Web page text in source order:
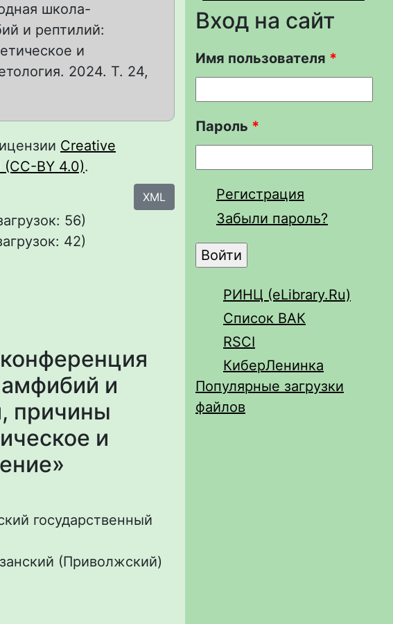
школа-
и рептилий:
и
2024. Т. 24,
Creative
BY 4.0).
XML
56)
42)
и
причины
и
государственный
(Приволжский)
Вход на сайт
Имя пользователя *
Пароль *
Регистрация
Забыли пароль?
РИНЦ (eLibrary.Ru)
Список ВАК
RSCI
КиберЛенинка
Популярные загрузки
файлов